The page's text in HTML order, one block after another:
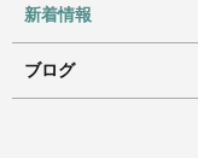
新着情報
ブログ